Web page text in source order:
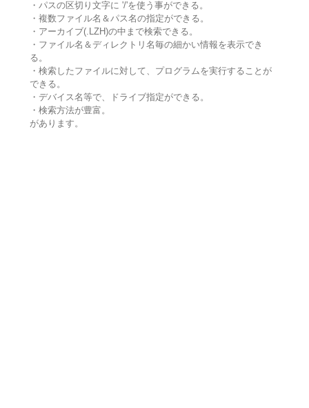
・パスの区切り文字に '/'を使う事ができる。
・複数ファイル名＆パス名の指定ができる。
・アーカイブ(.LZH)の中まで検索できる。
・ファイル名＆ディレクトリ名毎の細かい情報を表示でき
る。
・検索したファイルに対して、プログラムを実行することが
できる。
・デバイス名等で、ドライブ指定ができる。
・検索方法が豊富。
があります。